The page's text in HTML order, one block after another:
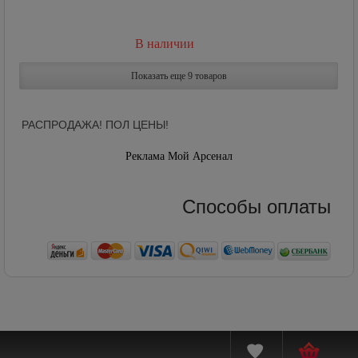
В наличии
Показать еще 9 товаров
РАСПРОДАЖА! ПОЛ ЦЕНЫ!
Реклама Мой Арсенал
Способы оплаты